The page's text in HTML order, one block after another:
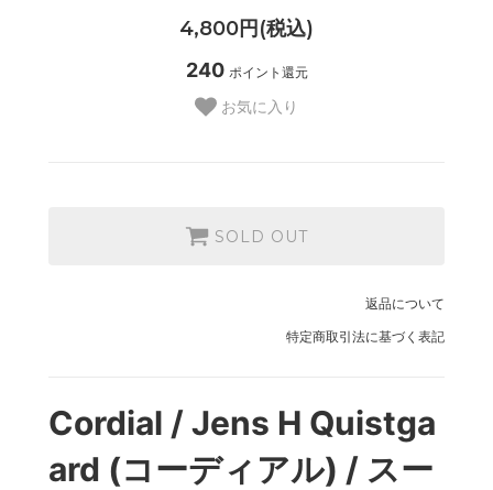
4,800円(税込)
240 ポイント還元
お気に入り
SOLD OUT
返品について
特定商取引法に基づく表記
Cordial / Jens H Quistga
ard (コーディアル) / スー